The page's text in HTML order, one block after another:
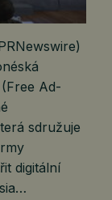
Ad-
sdružuje
digitální